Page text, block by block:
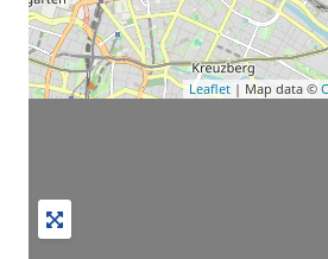
Leaflet | Map data ©